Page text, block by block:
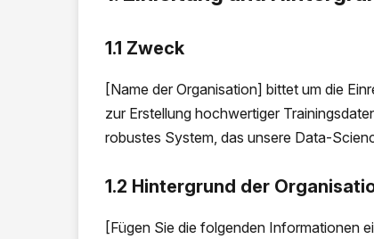
1.1 Zweck
[Name der Organisation] bittet um die
zur Erstellung hochwertiger
robustes System, das unsere Data-
1.2 Hintergrund der
[Fügen Sie die folgenden Informationen